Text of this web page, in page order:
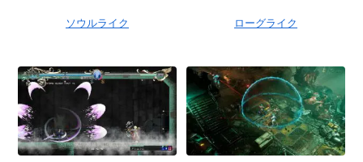
ソウルライク ローグライク